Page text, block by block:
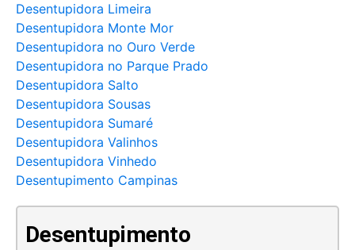
Desentupidora Limeira
Desentupidora Monte Mor
Desentupidora no Ouro Verde
Desentupidora no Parque Prado
Desentupidora Salto
Desentupidora Sousas
Desentupidora Sumaré
Desentupidora Valinhos
Desentupidora Vinhedo
Desentupimento Campinas
Desentupimento